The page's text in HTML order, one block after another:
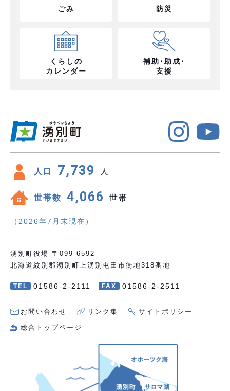
ごみ 防災
くらしの
カレンダー
補助･助成･
支援
人口 7,739 人
世帯数 4,066 世帯
（2026年7月末現在）
湧別町役場 〒099-6592
北海道紋別郡湧別町上湧別屯田市街地318番地
TEL 01586-2-2111 FAX 01586-2-2511
お問い合わせ リンク集 サイトポリシー
総合トップページ